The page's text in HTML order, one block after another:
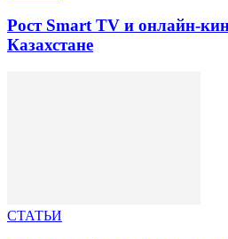
Рост Smart TV и онлайн-
Казахстане
СТАТЬИ